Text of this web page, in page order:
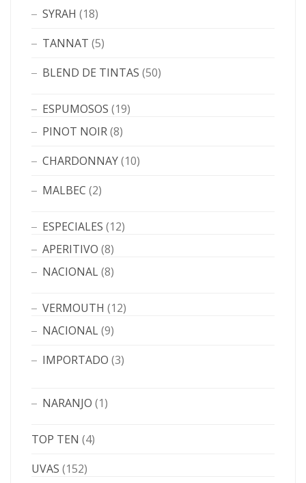
SYRAH (18)
TANNAT (5)
BLEND DE TINTAS (50)
ESPUMOSOS (19)
PINOT NOIR(8)
CHARDONNAY(10)
MALBEC (2)
ESPECIALES (12)
APERITIVO (8)
NACIONAL(8)
VERMOUTH (12)
NACIONAL(9)
IMPORTADO (3)
NARANJO (1)
TOP TEN (4)
UVAS (152)